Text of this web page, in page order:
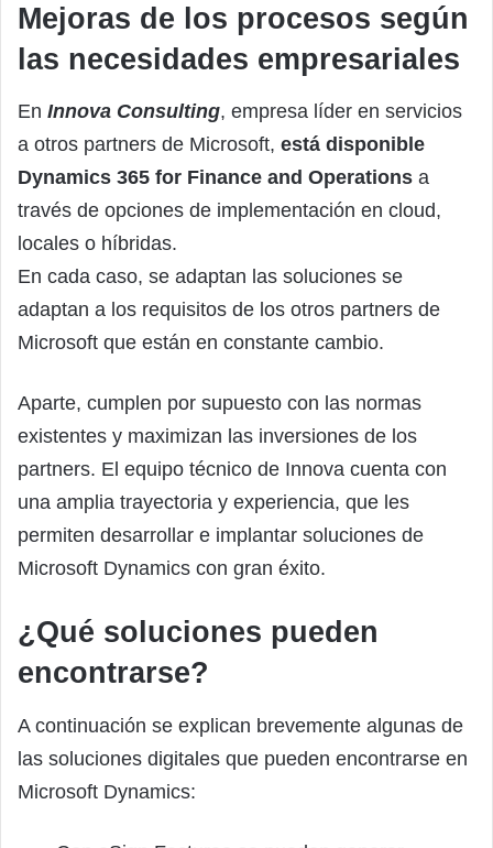
Mejoras de los procesos según
las necesidades empresariales
En Innova Consulting, empresa líder en servicios
a otros partners de Microsoft, está disponible
Dynamics 365 for Finance and Operations a
través de opciones de implementación en cloud,
locales o híbridas.
En cada caso, se adaptan las soluciones se
adaptan a los requisitos de los otros partners de
Microsoft que están en constante cambio.
Aparte, cumplen por supuesto con las normas
existentes y maximizan las inversiones de los
partners. El equipo técnico de Innova cuenta con
una amplia trayectoria y experiencia, que les
permiten desarrollar e implantar soluciones de
Microsoft Dynamics con gran éxito.
¿Qué soluciones pueden
encontrarse?
A continuación se explican brevemente algunas de
las soluciones digitales que pueden encontrarse en
Microsoft Dynamics: